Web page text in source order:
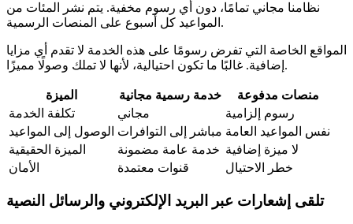
نظامنا مجاني تمامًا، دون أي رسوم مخفية. يتم نشر المئات من
المواعيد كل أسبوع على المنصات الرسمية.
المواقع الخاصة التي تفرض رسومًا على هذه الخدمة لا تقدم أي مزايا
إضافية. غالبًا ما تكون احتيالية، لأنها لا تملك وصولًا مميزًا.
الميزة خدمة رسمية مجانية
منصات مدفوعة
تكلفة الخدمة
مجاني
رسوم إلزامية
الوصول إلى المواعيد مباشر إلى التوافرات نفس المواعيد العامة
الميزة الحقيقية
خدمة عامة مضمونة لا ميزة إضافية
الأمان
قنوات معتمدة خطر الاحتيال
تلقى إشعارات عبر البريد الإلكتروني والرسائل النصية